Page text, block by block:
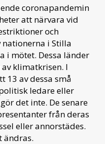
coronapandemin
att närvara vid
och
nationerna i Stilla
i mötet. Dessa länder
klimatkrisen. I
13 av dessa små
ledare eller
det inte. De senare
från deras
eller annorstädes.
ändras.